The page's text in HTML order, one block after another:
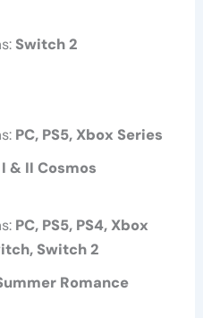
Switch 2
PC, PS5, Xbox Series
& II Cosmos
PC, PS5, PS4, Xbox
Switch 2
Romance